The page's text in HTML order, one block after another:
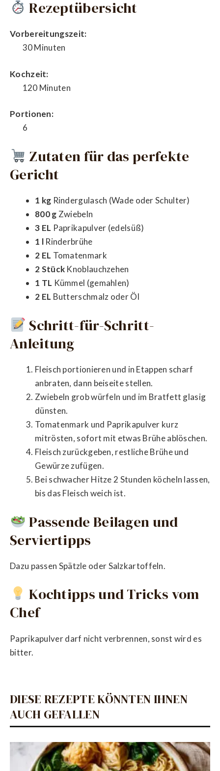
Rezeptübersicht
Vorbereitungszeit:
30 Minuten
Kochzeit:
120 Minuten
Portionen:
6
Zutaten für das perfekte
Gericht
1 kg Rindergulasch (Wade oder Schulter)
800 g Zwiebeln
3 EL Paprikapulver (edelsüß)
1 lRinderbrühe
2 EL Tomatenmark
2 Stück Knoblauchzehen
1 TL Kümmel (gemahlen)
2 EL Butterschmalz oder Öl
Schritt-für-Schritt-
Anleitung
Fleisch portionieren und in Etappen scharf
anbraten, dann beiseite stellen.
Zwiebeln grob würfeln und im Bratfett glasig
dünsten.
Tomatenmark und Paprikapulver kurz
mitrösten, sofort mit etwas Brühe ablöschen.
Fleisch zurückgeben, restliche Brühe und
Gewürze zufügen.
Bei schwacher Hitze 2 Stunden köcheln lassen,
bis das Fleisch weich ist.
Passende Beilagen und
Serviertipps
Dazu passen Spätzle oder Salzkartoffeln.
Kochtipps und Tricks vom
Chef
Paprikapulver darf nicht verbrennen, sonst wird es
bitter.
DIESE REZEPTE KÖNNTEN IHNEN
AUCH GEFALLEN